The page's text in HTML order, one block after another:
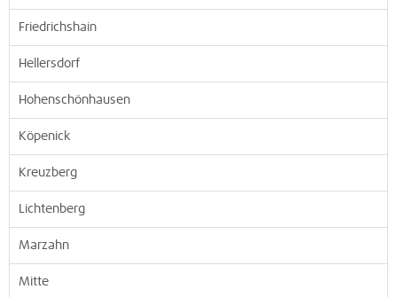
Friedrichshain
Hellersdorf
Hohenschönhausen
Köpenick
Kreuzberg
Lichtenberg
Marzahn
Mitte